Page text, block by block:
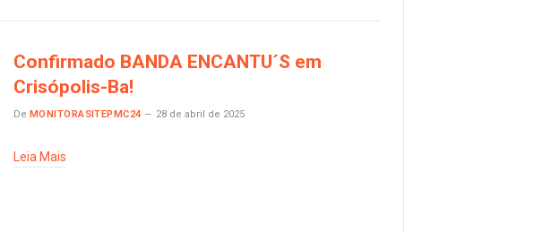
Confirmado BANDA ENCANTU´S em
Crisópolis-Ba!
De MONITORASITEPMC24 28 de abril de 2025
Leia Mais